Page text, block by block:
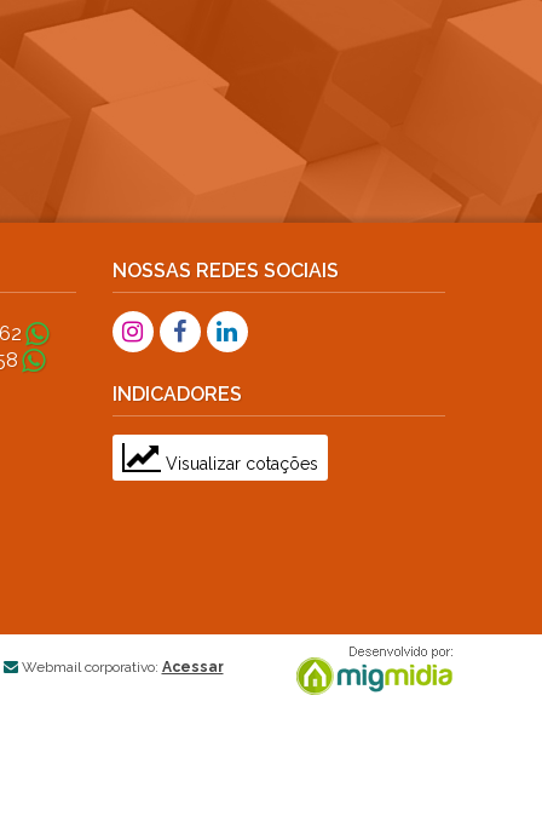
NOSSAS REDES SOCIAIS
INDICADORES
Visualizar cotações
Webmail corporativo: Acessar